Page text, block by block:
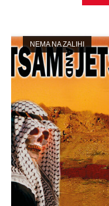
NEMA NA ZALIHI